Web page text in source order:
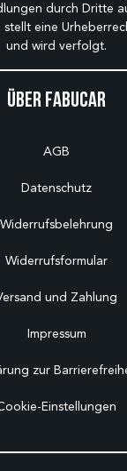
Über Fabucar
AGB
Datenschutz
Widerrufsbelehrung
Widerrufsformular
und Zahlung
Impressum
zur
Einstellungen
durch Dritte
stellt eine
und wird verfolgt.